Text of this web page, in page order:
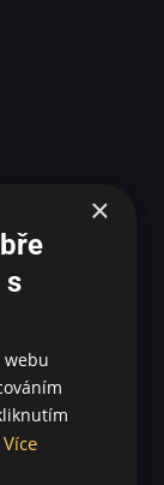
×
s
webu
Více